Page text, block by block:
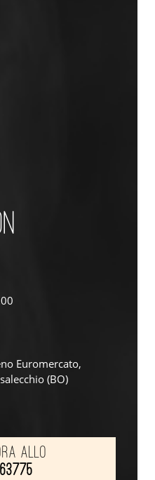
Euromercato,
(BO)
allo